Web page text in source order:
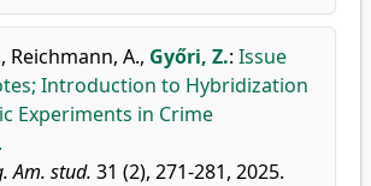
, Reichmann, A., Győri, Z.: Issue
Introduction to Hybridization
Experiments in Crime
Am. stud. 31 (2), 271-281, 2025.